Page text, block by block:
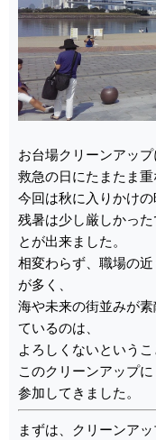
お台場クリーンアップ
救急の日にたまたま重
今回は秋に入りかけの
残暑は少し厳しかっ
とが出来ました。
相変わらず、職場の
が多く、
海や未来の街並みが
ているのは、
よろしくないという
このクリーンアップに
参加してきました。
まずは、クリーンアッ